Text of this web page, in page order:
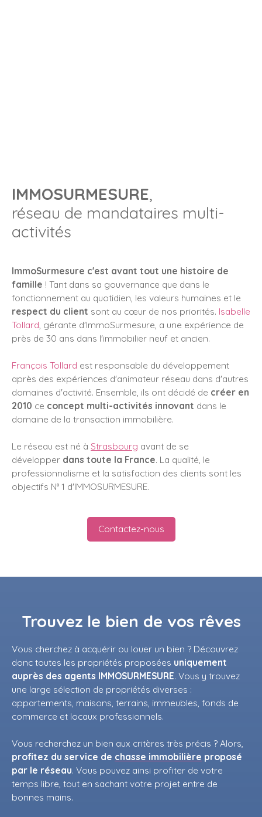
IMMOSURMESURE,
réseau de mandataires multi-
activités
ImmoSurmesure c'est avant tout une histoire de
famille ! Tant dans sa gouvernance que dans le
fonctionnement au quotidien, les valeurs humaines et le
respect du client sont au cœur de nos priorités. Isabelle
Tollard , gérante d'ImmoSurmesure, a une expérience de
près de 30 ans dans l'immobilier neuf et ancien.
François Tollard est responsable du développement
après des expériences d'animateur réseau dans d'autres
domaines d'activité. Ensemble, ils ont décidé de créer en
2010 ce concept multi-activités innovant dans le
domaine de la transaction immobilière.
Le réseau est né à Strasbourg avant de se
développer dans toute la France. La qualité, le
professionnalisme et la satisfaction des clients sont les
objectifs N° 1 d'IMMOSURMESURE.
Contactez-nous
Trouvez le bien de vos rêves
Vous cherchez à acquérir ou louer un bien ? Découvrez
donc toutes les propriétés proposées uniquement
auprès des agents IMMOSURMESURE. Vous y trouvez
une large sélection de propriétés diverses :
appartements, maisons, terrains, immeubles, fonds de
commerce et locaux professionnels.
Vous recherchez un bien aux critères très précis ? Alors,
profitez du service de chasse immobilière proposé
par le réseau. Vous pouvez ainsi profiter de votre
temps libre, tout en sachant votre projet entre de
bonnes mains.